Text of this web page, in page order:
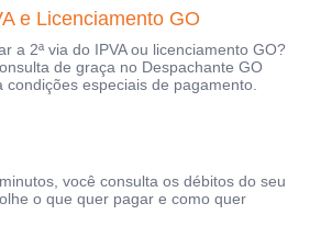
e Licenciamento GO
a 2ª via do IPVA ou licenciamento GO?
de graça no Despachante GO
condições especiais de pagamento.
você consulta os débitos do seu
o que quer pagar e como quer